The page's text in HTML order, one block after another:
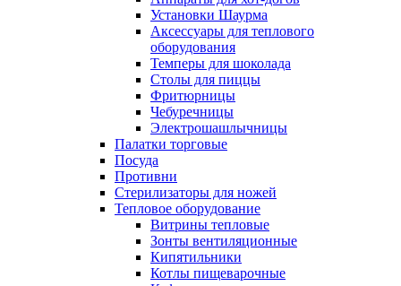
Установки Шаурма
Аксессуары для теплового
оборудования
Темперы для шоколада
Столы для пиццы
Фритюрницы
Чебуречницы
Электрошашлычницы
Палатки торговые
Посуда
Противни
Стерилизаторы для ножей
Тепловое оборудование
Витрины тепловые
Зонты вентиляционные
Кипятильники
Котлы пищеварочные